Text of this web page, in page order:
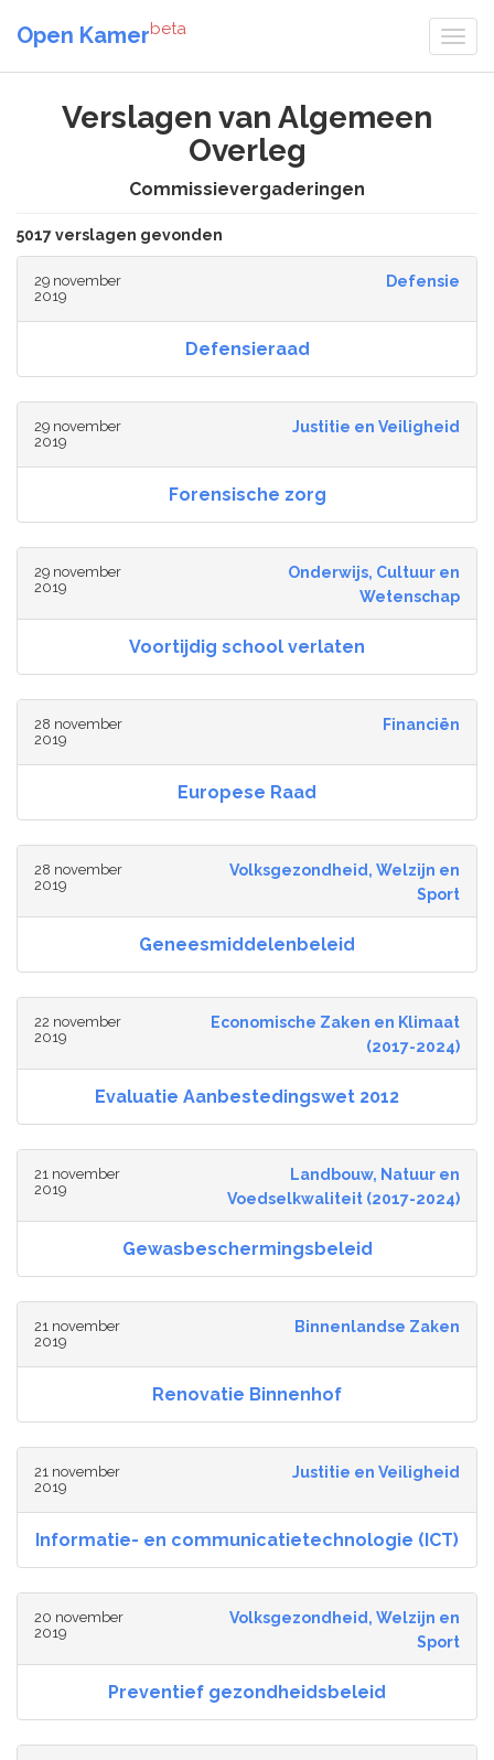
Open Kamerbeta
Verslagen van Algemeen
Overleg
Commissievergaderingen
5017 verslagen gevonden
29 november
2019
Defensie
Defensieraad
29 november
2019
Justitie en Veiligheid
Forensische zorg
29 november
2019
Onderwijs, Cultuur en
Wetenschap
Voortijdig school verlaten
28 november
2019
Financiën
Europese Raad
28 november
2019
Volksgezondheid, Welzijn en
Sport
Geneesmiddelenbeleid
22 november
2019
Economische Zaken en Klimaat
(2017-2024)
Evaluatie Aanbestedingswet 2012
21 november
2019
Landbouw, Natuur en
Voedselkwaliteit (2017-2024)
Gewasbeschermingsbeleid
21 november
2019
Binnenlandse Zaken
Renovatie Binnenhof
21 november
2019
Justitie en Veiligheid
Informatie- en communicatietechnologie (ICT)
20 november
2019
Volksgezondheid, Welzijn en
Sport
Preventief gezondheidsbeleid